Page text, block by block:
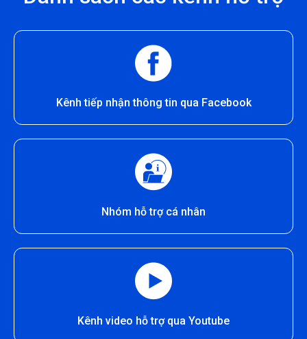
Kênh tiếp nhận thông tin qua Facebook
Nhóm hỗ trợ cá nhân
Kênh video hỗ trợ qua Youtube